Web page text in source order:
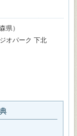
県）
オパーク 下北